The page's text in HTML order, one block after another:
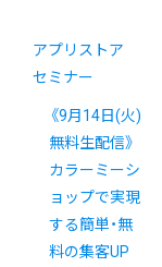
アプリストア
セミナー
《9月14日(火)
無料生配信》
カラーミーシ
ョップで実現
する簡単・無
料の集客UP